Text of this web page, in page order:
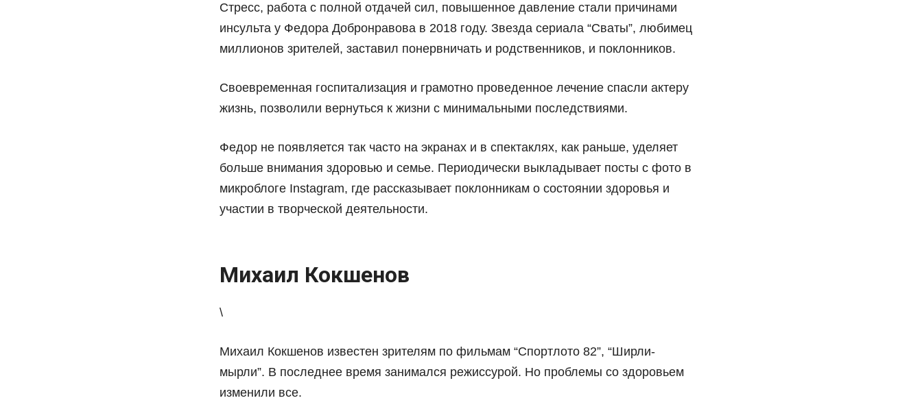
Стресс, работа с полной отдачей сил, повышенное давление стали причинами
инсульта у Федора Добронравова в 2018 году. Звезда сериала “Сваты”, любимец
миллионов зрителей, заставил понервничать и родственников, и поклонников.
Своевременная госпитализация и грамотно проведенное лечение спасли актеру
жизнь, позволили вернуться к жизни с минимальными последствиями.
Федор не появляется так часто на экранах и в спектаклях, как раньше, уделяет
больше внимания здоровью и семье. Периодически выкладывает посты с фото в
микроблоге Instagram, где рассказывает поклонникам о состоянии здоровья и
участии в творческой деятельности.
Михаил Кокшенов
\
Михаил Кокшенов известен зрителям по фильмам “Спортлото 82”, “Ширли-
мырли”. В последнее время занимался режиссурой. Но проблемы со здоровьем
изменили все.